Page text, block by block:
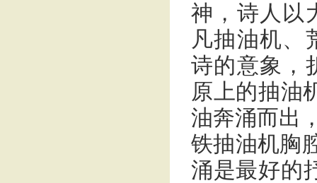
神，诗人以
凡抽油机、
诗的意象，
原上的抽油
油奔涌而出
铁抽油机胸
涌是最好的